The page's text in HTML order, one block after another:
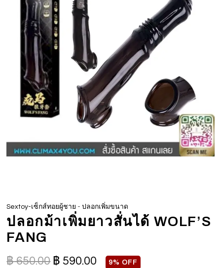
Sextoy-เซ็กส์ทอยผู้ชาย -ปลอกเพิ่มขนาด
ปลอกม้าเพิ่มยาวสั่นได้ WOLF’S
FANG
฿650.00 ฿ 590.00 9% OFF